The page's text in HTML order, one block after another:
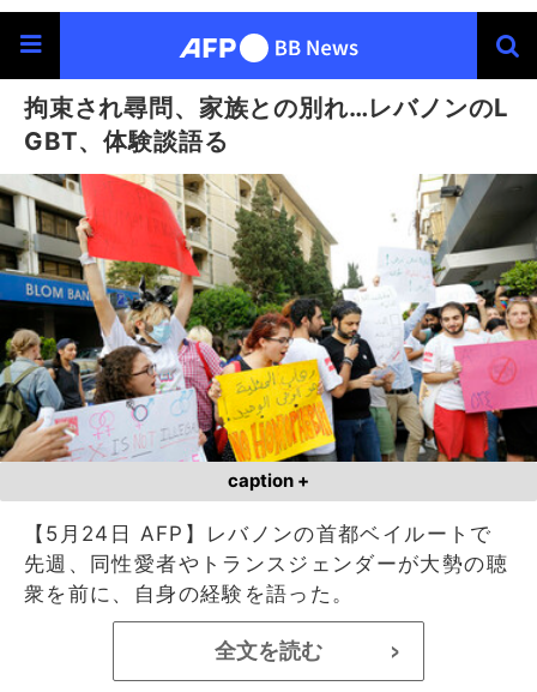
拘束され尋問、家族との別れ…レバノンのL
GBT、体験談語る
caption +
【5月24日 AFP】レバノンの首都ベイルートで
先週、同性愛者やトランスジェンダーが大勢の聴
衆を前に、自身の経験を語った。
全文を読む >